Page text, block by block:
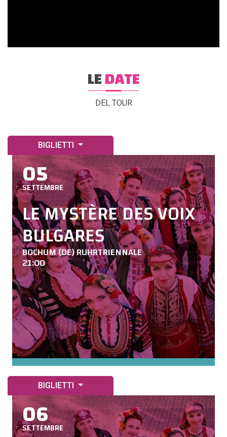
LEDATE
DEL TOUR
BIGLIETTI
05
SETTEMBRE
LE MYSTÈRE DES VOIX
BULGARES
BOCHUM (DE) RUHRTRIENNALE
21:00
BIGLIETTI
06
SETTEMBRE